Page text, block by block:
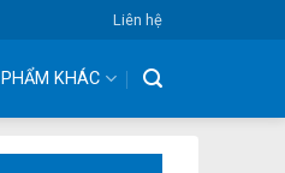
Liên hệ
KHÁC